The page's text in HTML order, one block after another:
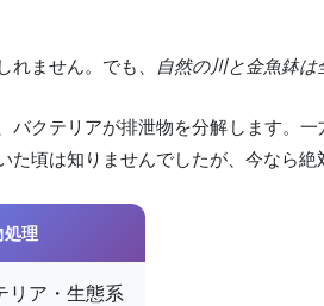
れません。でも、 自然の川と金魚鉢は
バクテリアが排泄物を分解します。一
た頃は知りませんでしたが、今なら絶
処理
リア・生態系